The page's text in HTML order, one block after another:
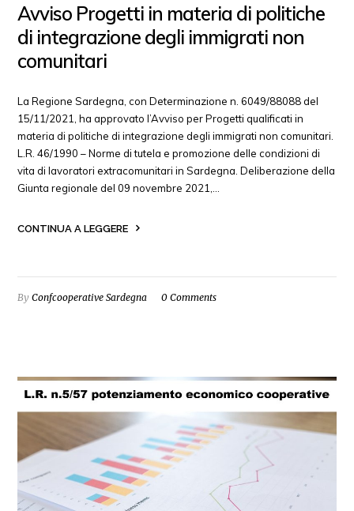
Avviso Progetti in materia di politiche
di integrazione degli immigrati non
comunitari
La Regione Sardegna, con Determinazione n. 6049/88088 del
15/11/2021, ha approvato l’Avviso per Progetti qualificati in
materia di politiche di integrazione degli immigrati non comunitari.
L.R. 46/1990 – Norme di tutela e promozione delle condizioni di
vita di lavoratori extracomunitari in Sardegna. Deliberazione della
Giunta regionale del 09 novembre 2021,…
CONTINUA A LEGGERE
ByConfcooperative Sardegna 0 Comments